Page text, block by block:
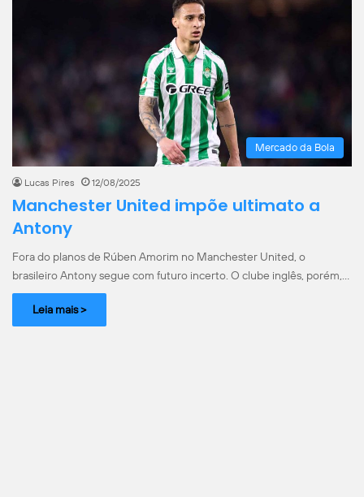
Mercado da Bola
Lucas Pires 12/08/2025
Manchester United impõe ultimato a
Antony
Fora do planos de Rúben Amorim no Manchester United, o
brasileiro Antony segue com futuro incerto. O clube inglês, porém,…
Leia mais >